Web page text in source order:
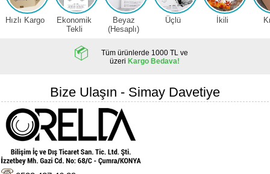
Modelleri
Davetiye
Örnekleri
Zarfsız,
Hesaplı
Davetiye
Modelleri
Hızlı Kargo
Ekonomik
Tekli
Beyaz
(Hesaplı)
Üçlü İkili
Tüm ürünlerde 1000 TL ve
üzeri Kargo Bedava!
Bize Ulaşın - Simay Davetiye